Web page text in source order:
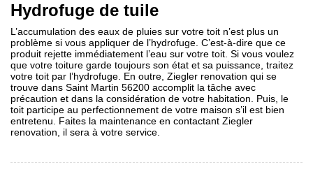
Hydrofuge de tuile
L’accumulation des eaux de pluies sur votre toit n’est plus un
problème si vous appliquer de l’hydrofuge. C’est-à-dire que ce
produit rejette immédiatement l’eau sur votre toit. Si vous voulez
que votre toiture garde toujours son état et sa puissance, traitez
votre toit par l’hydrofuge. En outre, Ziegler renovation qui se
trouve dans Saint Martin 56200 accomplit la tâche avec
précaution et dans la considération de votre habitation. Puis, le
toit participe au perfectionnement de votre maison s’il est bien
entretenu. Faites la maintenance en contactant Ziegler
renovation, il sera à votre service.